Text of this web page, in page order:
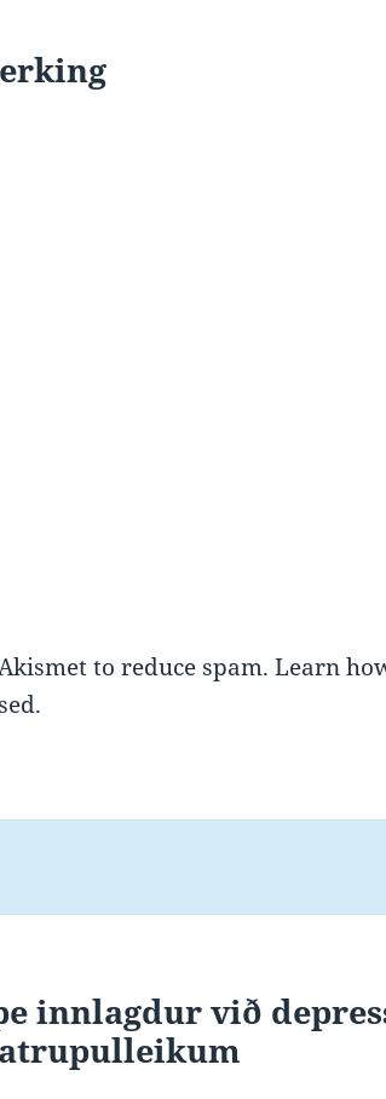
to reduce spam.Learn
innlagdur við